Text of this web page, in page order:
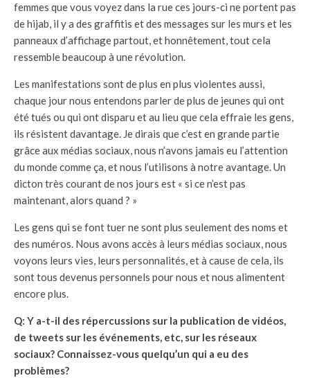
femmes que vous voyez dans la rue ces jours-ci ne portent pas
de hijab, il y a des graffitis et des messages sur les murs et les
panneaux d’affichage partout, et honnêtement, tout cela
ressemble beaucoup à une révolution.
Les manifestations sont de plus en plus violentes aussi,
chaque jour nous entendons parler de plus de jeunes qui ont
été tués ou qui ont disparu et au lieu que cela effraie les gens,
ils résistent davantage. Je dirais que c’est en grande partie
grâce aux médias sociaux, nous n’avons jamais eu l’attention
du monde comme ça, et nous l’utilisons à notre avantage. Un
dicton très courant de nos jours est « si ce n’est pas
maintenant, alors quand ? »
Les gens qui se font tuer ne sont plus seulement des noms et
des numéros. Nous avons accès à leurs médias sociaux, nous
voyons leurs vies, leurs personnalités, et à cause de cela, ils
sont tous devenus personnels pour nous et nous alimentent
encore plus.
Q: Y a-t-il des répercussions sur la publication de vidéos,
de tweets sur les événements, etc, sur les réseaux
sociaux? Connaissez-vous quelqu’un qui a eu des
problèmes?